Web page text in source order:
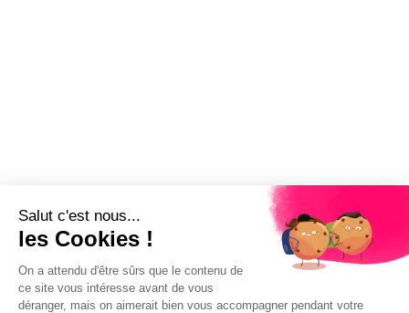
Salut c'est nous...
les Cookies !
On a attendu d'être sûrs que le contenu de
ce site vous intéresse avant de vous
déranger, mais on aimerait bien vous accompagner pendant votre